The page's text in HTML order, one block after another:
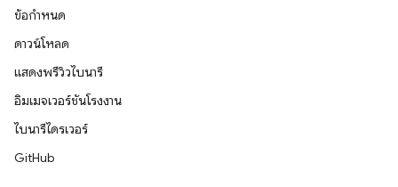
ข้อกำหนด
ดาวน์โหลด
แสดงพรีวิวไบนารี
อิมเมจเวอร์ชันโรงงาน
ไบนารีไดรเวอร์
GitHub